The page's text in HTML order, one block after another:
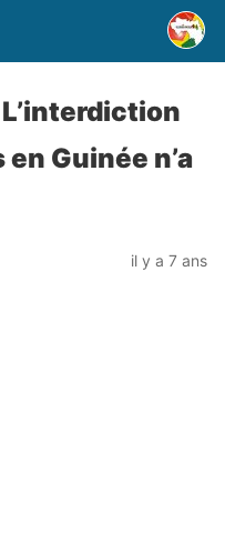
Guinée n’a
il y a 7 ans